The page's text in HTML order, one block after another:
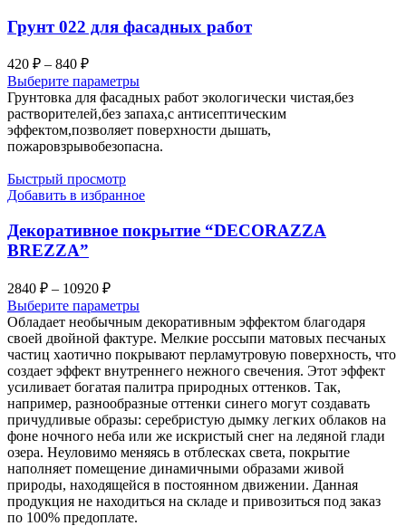
Грунт 022 для фасадных работ
420 ₽ – 840 ₽Диапазон
цен:
420 ₽
–
840 ₽
Выберите параметры
Грунтовка для фасадных работ экологически чистая,без
растворителей,без запаха,с антисептическим
эффектом,позволяет поверхности дышать,
пожаровзрывобезопасна.
Быстрый просмотр
Добавить в избранное
Декоративное покрытие “DECORAZZA
BREZZA”
2840 ₽ – 10920 ₽Диапазон
цен:
2840 ₽
–
10920 ₽
Выберите параметры
Обладает необычным декоративным эффектом благодаря
своей двойной фактуре. Мелкие россыпи матовых песчаных
частиц хаотично покрывают перламутровую поверхность, что
создает эффект внутреннего нежного свечения. Этот эффект
усиливает богатая палитра природных оттенков. Так,
например, разнообразные оттенки синего могут создавать
причудливые образы: серебристую дымку легких облаков на
фоне ночного неба или же искристый снег на ледяной глади
озера. Неуловимо меняясь в отблесках света, покрытие
наполняет помещение динамичными образами живой
природы, находящейся в постоянном движении. Данная
продукция не находиться на складе и привозиться под заказ
по 100% предоплате.